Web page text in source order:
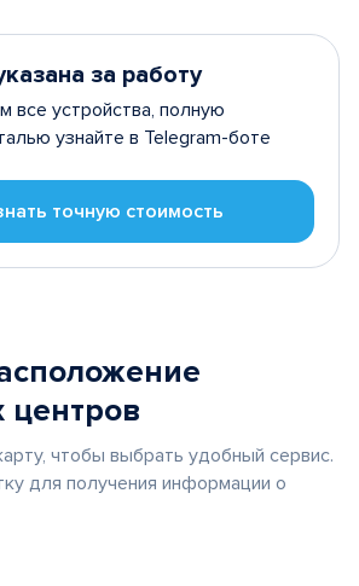
за работу
все устройства, полную
узнайте в Telegram-боте
точную стоимость
центров
чтобы выбрать удобный сервис.
для получения информации о